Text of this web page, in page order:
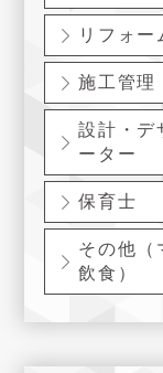
リフォー
施工管理
設計・デ
ーター
保育士
その他（
飲食）